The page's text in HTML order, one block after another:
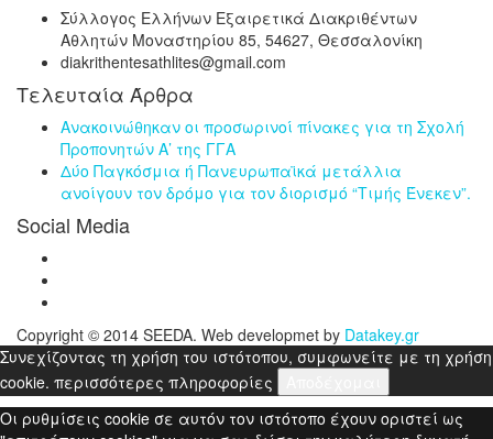
Σύλλογος Ελλήνων Εξαιρετικά Διακριθέντων
Αθλητών Μοναστηρίου 85, 54627, Θεσσαλονίκη
diakrithentesathlites@gmail.com
Τελευταία Άρθρα
Ανακοινώθηκαν οι προσωρινοί πίνακες για τη Σχολή
Προπονητών Α’ της ΓΓΑ
Δύο Παγκόσμια ή Πανευρωπαϊκά μετάλλια
ανοίγουν τον δρόμο για τον διορισμό “Τιμής Ένεκεν”.
Social Media
Copyright © 2014 SEEDA. Web developmet by Datakey.gr
Συνεχίζοντας τη χρήση του ιστότοπου, συμφωνείτε με τη χρήση
cookie. περισσότερες πληροφορίες
Οι ρυθμίσεις cookie σε αυτόν τον ιστότοπο έχουν οριστεί ως